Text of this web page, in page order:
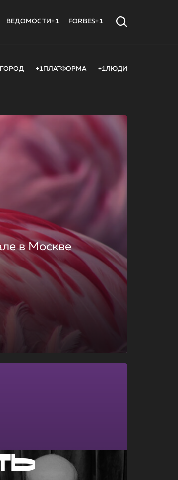
ВЕДОМОСТИ+1 FORBES+1
+1ПЛАТФОРМА +1ЛЮДИ
в Москве